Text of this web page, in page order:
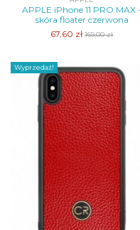
APPLE iPhone 11 PRO MAX -
skóra floater czerwona
67,60 zł169,00 zł
Wyprzedaż!